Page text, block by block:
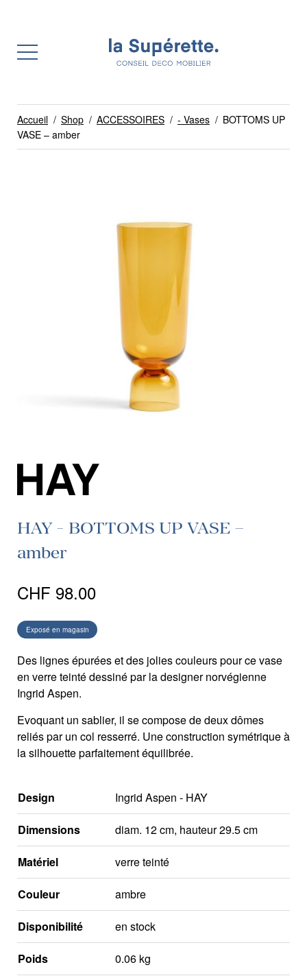
Accueil / Shop / ACCESSOIRES / - Vases / BOTTOMS UP
VASE – amber
HAY - BOTTOMS UP VASE –
amber
CHF 98.00
Exposé en magasin
Des lignes épurées et des jolies couleurs pour ce vase
en verre teinté dessiné par la designer norvégienne
Ingrid Aspen.
Evoquant un sablier, il se compose de deux dômes
reliés par un col resserré. Une construction symétrique à
la silhouette parfaitement équilibrée.
Design Ingrid Aspen - HAY
Dimensions diam. 12 cm, hauteur 29.5 cm
Matériel verre teinté
Couleur ambre
Disponibilité en stock
Poids 0.06 kg